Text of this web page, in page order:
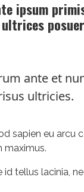
ipsum
ante et
ultricies.
sapien eu arcu
maximus.
id tellus lacinia,